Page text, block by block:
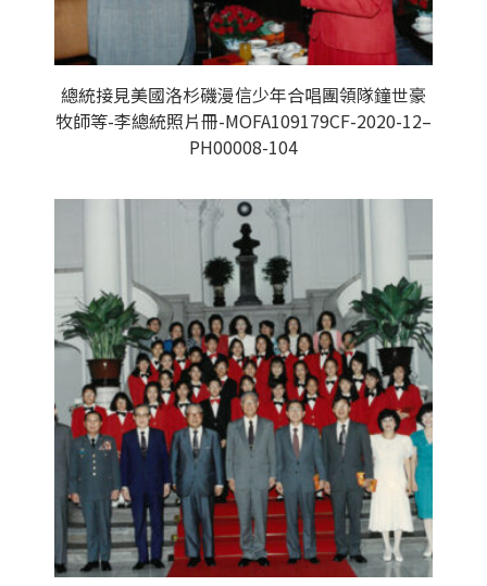
總統接見美國洛杉磯漫信少年合唱團領隊鐘世豪
牧師等-李總統照片冊-MOFA109179CF-2020-12–
PH00008-104